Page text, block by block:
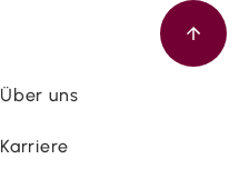
Über uns
Karriere